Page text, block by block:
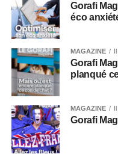
Gorafi
éco
MAGAZINE
Gorafi
planqué
MAGAZINE
Gorafi